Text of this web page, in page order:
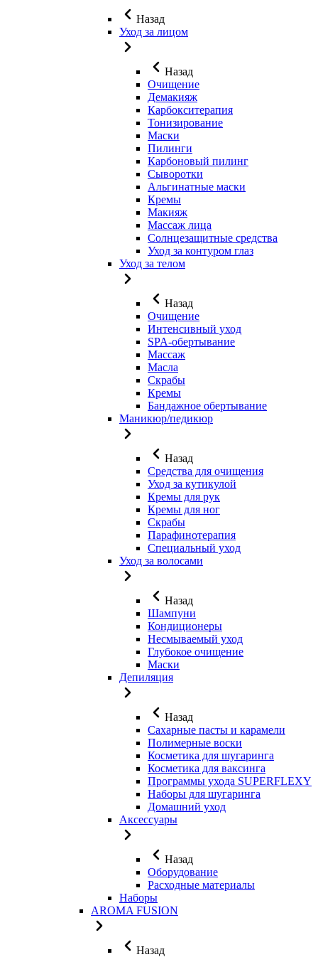
Назад
Уход за лицом
Назад
Очищение
Демакияж
Карбокситерапия
Тонизирование
Маски
Пилинги
Карбоновый пилинг
Сыворотки
Альгинатные маски
Кремы
Макияж
Массаж лица
Солнцезащитные средства
Уход за контуром глаз
Уход за телом
Назад
Очищение
Интенсивный уход
SPA-обертывание
Массаж
Масла
Скрабы
Кремы
Бандажное обертывание
Маникюр/педикюр
Назад
Средства для очищения
Уход за кутикулой
Кремы для рук
Кремы для ног
Скрабы
Парафинотерапия
Специальный уход
Уход за волосами
Назад
Шампуни
Кондиционеры
Несмываемый уход
Глубокое очищение
Маски
Депиляция
Назад
Сахарные пасты и карамели
Полимерные воски
Косметика для шугаринга
Косметика для ваксинга
Программы ухода SUPERFLEXY
Наборы для шугаринга
Домашний уход
Аксессуары
Назад
Оборудование
Расходные материалы
Наборы
AROMA FUSION
Назад